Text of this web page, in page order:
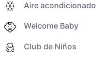
Aire acondicionado
Welcome Baby
Club de Niños